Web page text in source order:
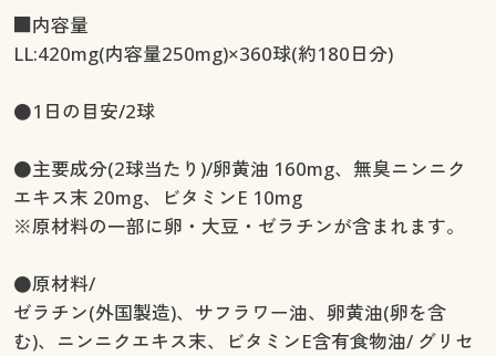
■内容量
LL:420mg(内容量250mg)×360球(約180日分)
●1日の目安/2球
●主要成分(2球当たり)/卵黄油 160mg、無臭ニンニク
エキス末 20mg、ビタミンE 10mg
※原材料の一部に卵・大豆・ゼラチンが含まれます。
●原材料/
ゼラチン(外国製造)、サフラワー油、卵黄油(卵を含
む)、ニンニクエキス末、ビタミンE含有食物油/ グリセ